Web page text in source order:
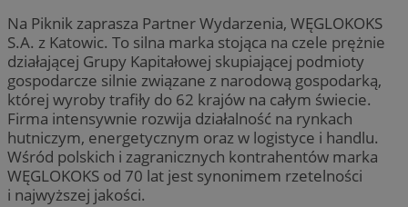
Na Piknik zaprasza Partner Wydarzenia, WĘGLOKOKS
S.A. z Katowic. To silna marka stojąca na czele prężnie
działającej Grupy Kapitałowej skupiającej podmioty
gospodarcze silnie związane z narodową gospodarką,
której wyroby trafiły do 62 krajów na całym świecie.
Firma intensywnie rozwija działalność na rynkach
hutniczym, energetycznym oraz w logistyce i handlu.
Wśród polskich i zagranicznych kontrahentów marka
WĘGLOKOKS od 70 lat jest synonimem rzetelności
i najwyższej jakości.